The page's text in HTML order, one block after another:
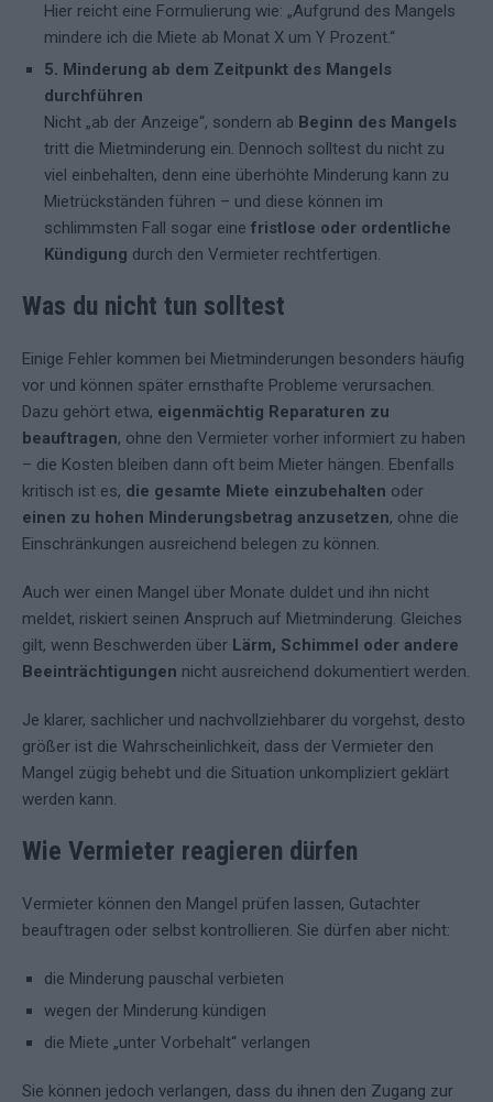
Hier reicht eine Formulierung wie: „Aufgrund des Mangels
mindere ich die Miete ab Monat X um Y Prozent.“
5. Minderung ab dem Zeitpunkt des Mangels
durchführen
Nicht „ab der Anzeige“, sondern ab Beginn des Mangels
tritt die Mietminderung ein. Dennoch solltest du nicht zu
viel einbehalten, denn eine überhöhte Minderung kann zu
Mietrückständen führen – und diese können im
schlimmsten Fall sogar eine fristlose oder ordentliche
Kündigung durch den Vermieter rechtfertigen.
Was du nicht tun solltest
Einige Fehler kommen bei Mietminderungen besonders häufig
vor und können später ernsthafte Probleme verursachen.
Dazu gehört etwa, eigenmächtig Reparaturen zu
beauftragen, ohne den Vermieter vorher informiert zu haben
– die Kosten bleiben dann oft beim Mieter hängen. Ebenfalls
kritisch ist es, die gesamte Miete einzubehalten oder
einen zu hohen Minderungsbetrag anzusetzen, ohne die
Einschränkungen ausreichend belegen zu können.
Auch wer einen Mangel über Monate duldet und ihn nicht
meldet, riskiert seinen Anspruch auf Mietminderung. Gleiches
gilt, wenn Beschwerden über Lärm, Schimmel oder andere
Beeinträchtigungen nicht ausreichend dokumentiert werden.
Je klarer, sachlicher und nachvollziehbarer du vorgehst, desto
größer ist die Wahrscheinlichkeit, dass der Vermieter den
Mangel zügig behebt und die Situation unkompliziert geklärt
werden kann.
Wie Vermieter reagieren dürfen
Vermieter können den Mangel prüfen lassen, Gutachter
beauftragen oder selbst kontrollieren. Sie dürfen aber nicht:
die Minderung pauschal verbieten
wegen der Minderung kündigen
die Miete „unter Vorbehalt“ verlangen
Sie können jedoch verlangen, dass du ihnen den Zugang zur